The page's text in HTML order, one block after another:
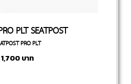
PLT SEATPOST
PRO PLT
1,700 บาท